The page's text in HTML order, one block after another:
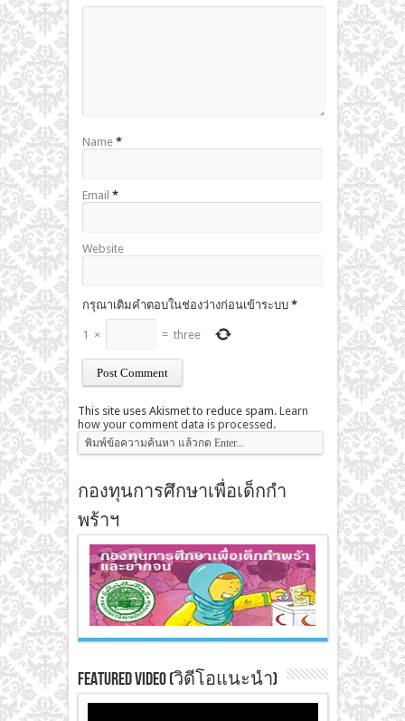
Name *
Email *
Website
กรุณาเติมคำตอบในช่องว่างก่อนเข้าระบบ*
1 × = three
This site uses Akismet to reduce spam. Learn
how your comment data is processed .
กองทุนการศึกษาเพื่อเด็กกำ
พร้าฯ
Featured Video (วิดีโอแนะนำ)